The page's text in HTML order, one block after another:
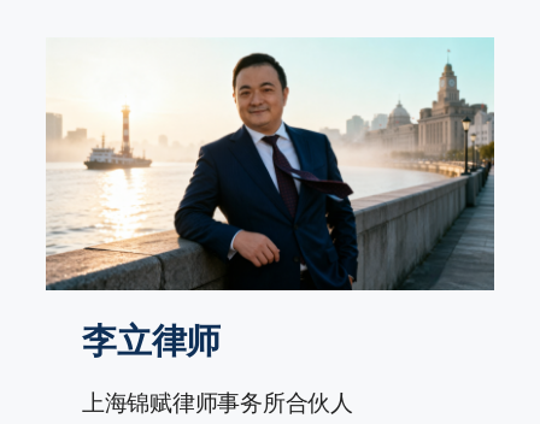
李立律师
上海锦赋律师事务所合伙人